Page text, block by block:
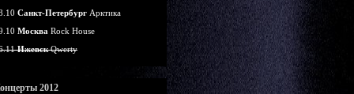
Санкт-Петербург Арктика
Москва Rock House
ИжевскQwerty
2012